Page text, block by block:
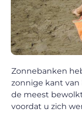
Zonnebanken
zonnige kant van
de meest
voordat u zich